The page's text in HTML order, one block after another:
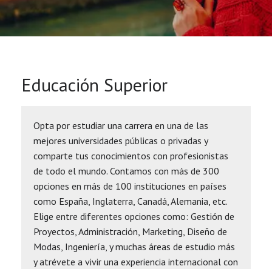
Educación Superior
Opta por estudiar una carrera en una de las
mejores universidades públicas o privadas y
comparte tus conocimientos con profesionistas
de todo el mundo. Contamos con más de 300
opciones en más de 100 instituciones en países
como España, Inglaterra, Canadá, Alemania, etc.
Elige entre diferentes opciones como: Gestión de
Proyectos, Administración, Marketing, Diseño de
Modas, Ingeniería, y muchas áreas de estudio más
y atrévete a vivir una experiencia internacional con